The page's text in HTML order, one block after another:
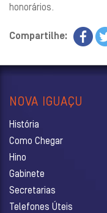
honorários.
Compartilhe:
NOVA IGUAÇU
História
Como Chegar
Hino
Gabinete
Secretarias
Telefones Úteis